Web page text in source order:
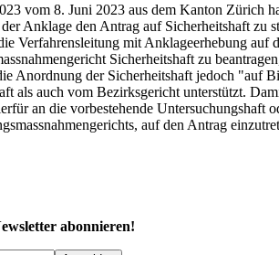
vom 8. Juni 2023 aus dem Kanton Zürich
der Anklage den Antrag auf Sicherheitshaft
Verfahrensleitung mit Anklageerhebung
Sicherheitshaft zu
Anordnung der Sicherheitshaft jedoch "auf
als auch vom Bezirksgericht unterstützt.
an die vorbestehende Untersuchungshaft
auf den Antrag
abonnieren!